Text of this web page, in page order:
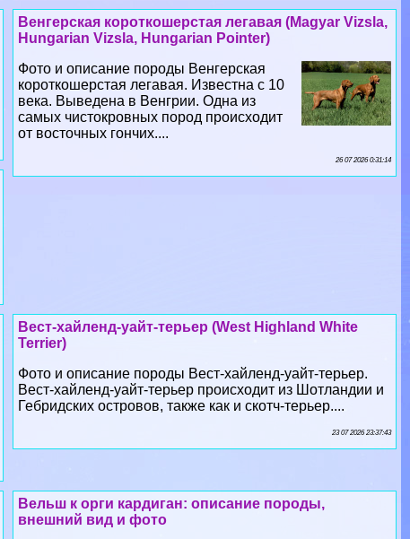
Венгерская короткошерстая легавая (Magyar Vizsla,
Hungarian Vizsla, Hungarian Pointer)
Фото и описание породы Венгерская
короткошерстая легавая. Известна с 10
века. Выведена в Венгрии. Одна из
самых чистокровных пород происходит
от восточных гончих....
26 07 2026 0:31:14
Вест-хайленд-уайт-терьер (West Highland White
Terrier)
Фото и описание породы Вест-хайленд-уайт-терьер.
Вест-хайленд-уайт-терьер происходит из Шотландии и
Гебридских островов, также как и скотч-терьер....
23 07 2026 23:37:43
Вельш к opги кардиган: описание породы,
внешний вид и фото